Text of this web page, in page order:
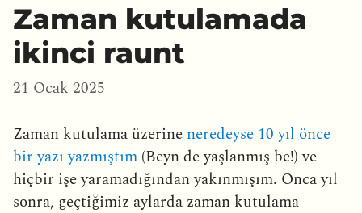
Zaman kutulamada
ikinci raunt
21 Ocak 2025
Zaman kutulama üzerine neredeyse 10 yıl önce
bir yazı yazmıştım (Beyn de yaşlanmış be!) ve
hiçbir işe yaramadığından yakınmışım. Onca yıl
sonra, geçtiğimiz aylarda zaman kutulama